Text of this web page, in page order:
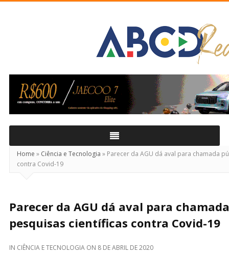
Real
Home » Ciência e Tecnologia » Parecer da AGU dá aval para chamada
contra Covid-19
Parecer da AGU dá aval para
pesquisas científicas contra Covid-19
IN CIÊNCIA E TECNOLOGIA ON 8 DE ABRIL DE 2020